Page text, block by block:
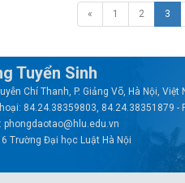
« 1 2 3
Tuyển Sinh
Chí Thanh, P. Giảng Võ, Hà Nội, Việt
84.24.38359803, 84.24.38351879 -
phongdaotao@hlu.edu.vn
Trường Đại học Luật Hà Nội